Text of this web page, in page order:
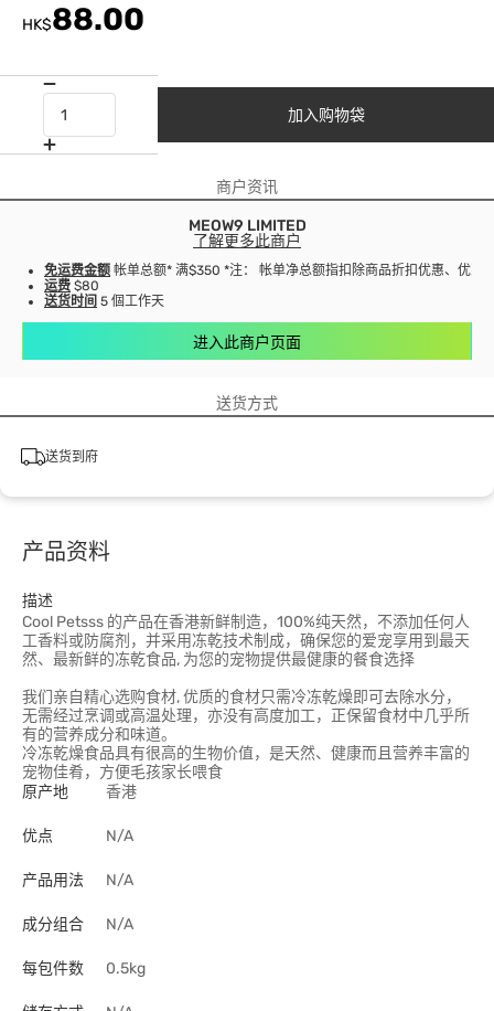
HK$88.00
加入购物袋
商户资讯
MEOW9 LIMITED
了解更多此商户
免运费金额 帐单总额* 满$350 *注： 帐单净总额指扣除商品折扣优惠、优惠
运费 $80
送货时间 5 個工作天
进入此商户页面
送货方式
送货到府
产品资料
描述
Cool Petsss 的产品在香港新鲜制造，100%纯天然，不添加任何人
工香料或防腐剂，并采用冻乾技术制成，确保您的爱宠享用到最天
然、最新鲜的冻乾食品, 为您的宠物提供最健康的餐食选择
我们亲自精心选购食材, 优质的食材只需冷冻乾燥即可去除水分，
无需经过烹调或高温处理，亦没有高度加工，正保留食材中几乎所
有的营养成分和味道。
冷冻乾燥食品具有很高的生物价值，是天然、健康而且营养丰富的
宠物佳肴，方便毛孩家长喂食
原产地
香港
优点 N/A
产品用法 N/A
成分组合 N/A
每包件数 0.5kg